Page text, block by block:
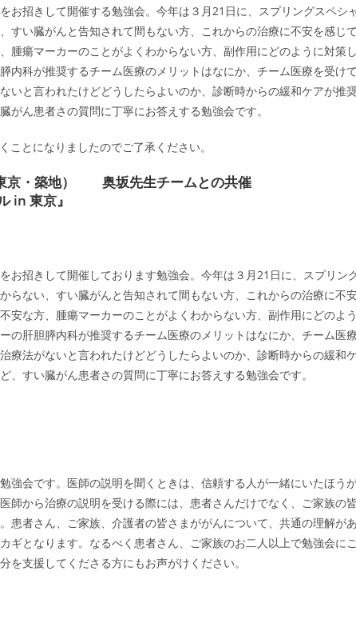
お招きして開催する勉強会。今年は３月21日に、スプリングスペシ
すい臓がんと告知されて間もない方、これからの治療に不安を感じて
腫瘍マーカーのことがよくわからない方、副作用にどのように対策し
内科が推奨するチーム医療のメリットはなにか、チーム医療を受けて
いと言われたけどどうしたらよいのか、診断時からの緩和ケアが推
ん患者さの質問に丁寧にお答えする勉強会です。
とになりましたのでご了承ください。
京・築地） 奥坂先生チームとの共催
in 東京』
お招きして開催しております勉強会。今年は３月21日に、スプリン
らない、すい臓がんと告知されて間もない方、これからの治療に不
安な方、腫瘍マーカーのことがよくわからない方、副作用にどのよう
の肝胆膵内科が推奨するチーム医療のメリットはなにか、チーム医療
療法がないと言われたけどどうしたらよいのか、診断時からの緩和ケ
すい臓がん患者さの質問に丁寧にお答えする勉強会です。
強会です。医師の説明を聞くときは、信頼する人が一緒にいたほう
師から治療の説明を受ける際には、患者さんだけでなく、ご家族の皆
患者さん、ご家族、介護者の皆さまががんについて、共通の理解があ
ギとなります。なるべく患者さん、ご家族のお二人以上で勉強会に
支援してくださる方にもお声がけください。